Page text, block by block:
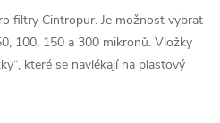
filtry Cintropur. Je možnost vybrat
100, 150 a 300 mikronů. Vložky
které se navlékají na plastový